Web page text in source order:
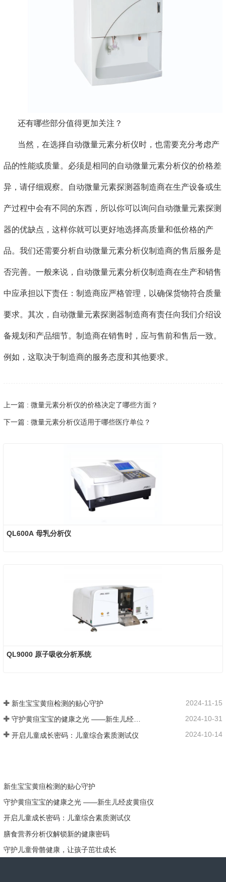
还有哪些部分值得更加关注？
当然，在选择自动微量元素分析仪时，也需要充分考虑产
品的性能或质量。必须是相同的自动微量元素分析仪的价格差
异，请仔细观察。自动微量元素探测器制造商在生产设备或生
产过程中会有不同的东西，所以你可以询问自动微量元素探测
器的优缺点，这样你就可以更好地选择高质量和低价格的产
品。我们还需要分析自动微量元素分析仪制造商的售后服务是
否完善。一般来说，自动微量元素分析仪制造商在生产和销售
中应承担以下责任：制造商应严格管理，以确保货物符合质量
要求。其次，自动微量元素探测器制造商有责任向我们介绍设
备规划和产品细节。制造商在销售时，应与售前和售后一致。
例如，这取决于制造商的服务态度和其他要求。
上一篇 : 微量元素分析仪的价格决定了哪些方面？
下一篇 : 微量元素分析仪适用于哪些医疗单位？
QL600A 母乳分析仪
QL9000 原子吸收分析系统
新生宝宝黄疸检测的贴心守护 2024-11-15
守护黄疸宝宝的健康之光 ——新生儿经皮黄疸仪 2024-10-31
开启儿童成长密码：儿童综合素质测试仪 2024-10-14
新生宝宝黄疸检测的贴心守护
守护黄疸宝宝的健康之光 ——新生儿经皮黄疸仪
开启儿童成长密码：儿童综合素质测试仪
膳食营养分析仪解锁新的健康密码
守护儿童骨骼健康，让孩子茁壮成长